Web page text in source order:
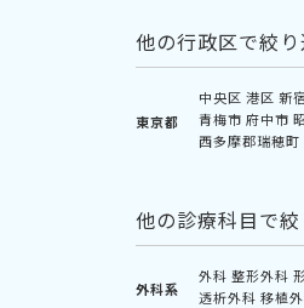
他の行政区で絞
東京都
中央区 港区 新
青梅市 府中市
西多摩郡瑞穂町
他の診療科目で
外科系
外科 整形外科
透析外科 移植